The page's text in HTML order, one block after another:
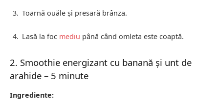
Toarnă ouăle și presară brânza.
Lasă la foc mediu până când omleta este coaptă.
2. Smoothie energizant cu banană și unt de
arahide – 5 minute
Ingrediente: